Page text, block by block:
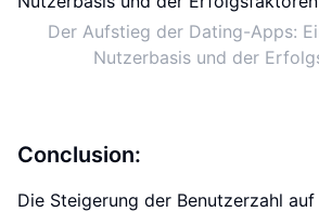
Der Aufstieg der Dating-Apps:
Nutzerbasis und der
Conclusion:
Die Steigerung der Benutzerzahl